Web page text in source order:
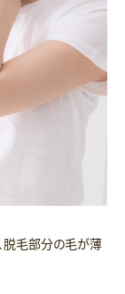
脱毛部分の毛が薄